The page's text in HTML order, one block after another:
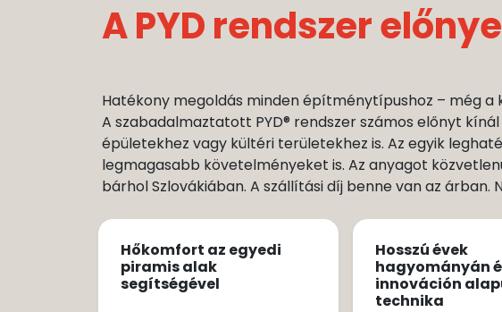
A PYD rendszer
Hatékony megoldás minden építménytípushoz – még a
A szabadalmaztatott PYD® rendszer számos előnyt
épületekhez vagy kültéri területekhez is. Az egyik
legmagasabb követelményeket is. Az anyagot
bárhol Szlovákiában. A szállítási díj benne van az árban.
Hőkomfort az egyedi
piramis alak
segítségével
Hosszú évek
hagyományán
innováción
technika